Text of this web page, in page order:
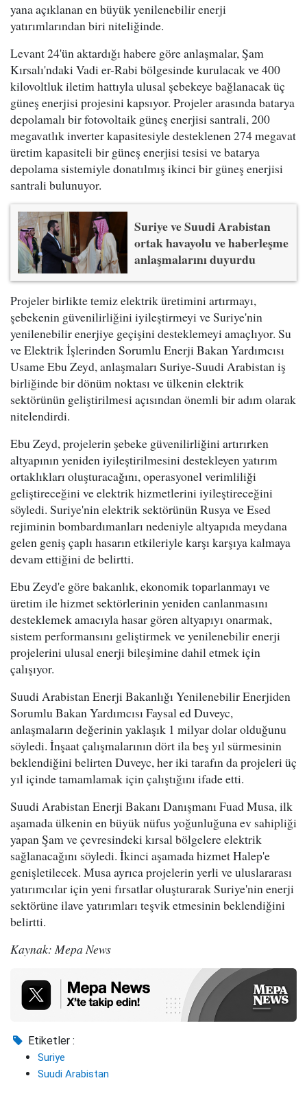
yana açıklanan en büyük yenilenebilir enerji
yatırımlarından biri niteliğinde.
Levant 24'ün aktardığı habere göre anlaşmalar, Şam
Kırsalı'ndaki Vadi er-Rabi bölgesinde kurulacak ve 400
kilovoltluk iletim hattıyla ulusal şebekeye bağlanacak üç
güneş enerjisi projesini kapsıyor. Projeler arasında batarya
depolamalı bir fotovoltaik güneş enerjisi santrali, 200
megavatlık inverter kapasitesiyle desteklenen 274 megavat
üretim kapasiteli bir güneş enerjisi tesisi ve batarya
depolama sistemiyle donatılmış ikinci bir güneş enerjisi
santrali bulunuyor.
Suriye ve Suudi Arabistan
ortak havayolu ve haberleşme
anlaşmalarını duyurdu
Projeler birlikte temiz elektrik üretimini artırmayı,
şebekenin güvenilirliğini iyileştirmeyi ve Suriye'nin
yenilenebilir enerjiye geçişini desteklemeyi amaçlıyor. Su
ve Elektrik İşlerinden Sorumlu Enerji Bakan Yardımcısı
Usame Ebu Zeyd, anlaşmaları Suriye-Suudi Arabistan iş
birliğinde bir dönüm noktası ve ülkenin elektrik
sektörünün geliştirilmesi açısından önemli bir adım olarak
nitelendirdi.
Ebu Zeyd, projelerin şebeke güvenilirliğini artırırken
altyapının yeniden iyileştirilmesini destekleyen yatırım
ortaklıkları oluşturacağını, operasyonel verimliliği
geliştireceğini ve elektrik hizmetlerini iyileştireceğini
söyledi. Suriye'nin elektrik sektörünün Rusya ve Esed
rejiminin bombardımanları nedeniyle altyapıda meydana
gelen geniş çaplı hasarın etkileriyle karşı karşıya kalmaya
devam ettiğini de belirtti.
Ebu Zeyd'e göre bakanlık, ekonomik toparlanmayı ve
üretim ile hizmet sektörlerinin yeniden canlanmasını
desteklemek amacıyla hasar gören altyapıyı onarmak,
sistem performansını geliştirmek ve yenilenebilir enerji
projelerini ulusal enerji bileşimine dahil etmek için
çalışıyor.
Suudi Arabistan Enerji Bakanlığı Yenilenebilir Enerjiden
Sorumlu Bakan Yardımcısı Faysal ed Duveyc,
anlaşmaların değerinin yaklaşık 1 milyar dolar olduğunu
söyledi. İnşaat çalışmalarının dört ila beş yıl sürmesinin
beklendiğini belirten Duveyc, her iki tarafın da projeleri üç
yıl içinde tamamlamak için çalıştığını ifade etti.
Suudi Arabistan Enerji Bakanı Danışmanı Fuad Musa, ilk
aşamada ülkenin en büyük nüfus yoğunluğuna ev sahipliği
yapan Şam ve çevresindeki kırsal bölgelere elektrik
sağlanacağını söyledi. İkinci aşamada hizmet Halep'e
genişletilecek. Musa ayrıca projelerin yerli ve uluslararası
yatırımcılar için yeni fırsatlar oluşturarak Suriye'nin enerji
sektörüne ilave yatırımları teşvik etmesinin beklendiğini
belirtti.
Kaynak: Mepa News
Etiketler :
Suriye
Suudi Arabistan